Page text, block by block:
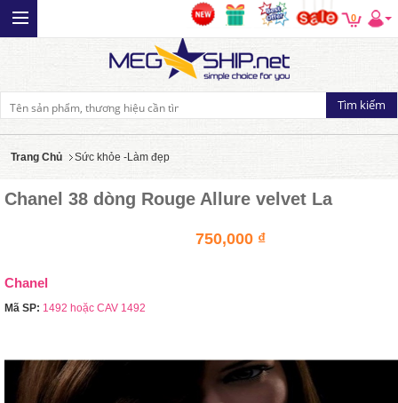
0
Trang Chủ Sức khỏe -Làm đẹp
Chanel 38 dòng Rouge Allure velvet La
750,000 ₫
Chanel
Mã SP: 1492 hoặc CAV 1492